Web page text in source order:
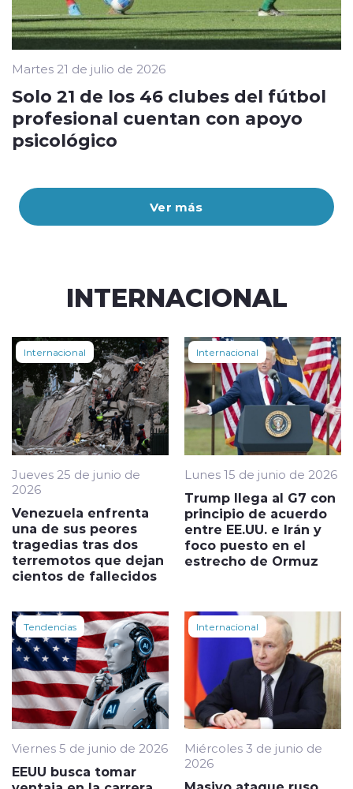
Ver más
Martes 21 de julio de 2026
Solo 21 de los 46 clubes del fútbol
profesional cuentan con apoyo
psicológico
INTERNACIONAL
Internacional
Jueves 25 de junio de
2026
Venezuela enfrenta
una de sus peores
tragedias tras dos
terremotos que dejan
cientos de fallecidos
Internacional
Lunes 15 de junio de 2026
Trump llega al G7 con
principio de acuerdo
entre EE.UU. e Irán y
foco puesto en el
estrecho de Ormuz
Tendencias
Viernes 5 de junio de 2026
EEUU busca tomar
Internacional
Miércoles 3 de junio de
2026